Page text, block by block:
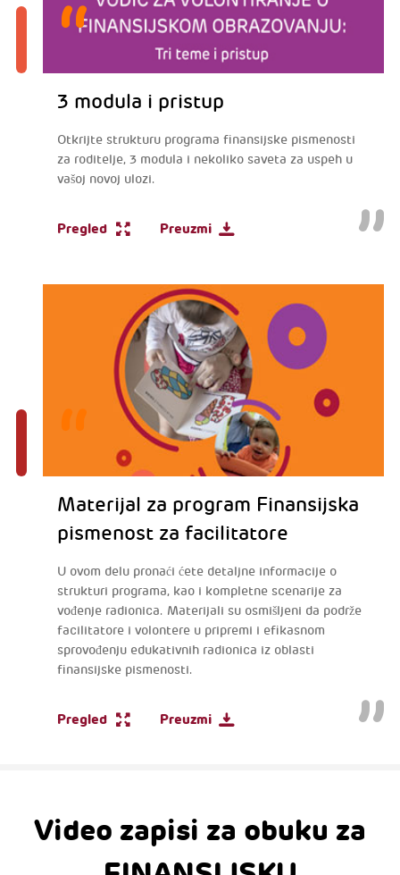
3 modula i pristup
Otkrijte strukturu programa finansijske pismenosti
za roditelje, 3 modula i nekoliko saveta za uspeh u
vašoj novoj ulozi.
Pregled Preuzmi
Materijal za program Finansijska
pismenost za facilitatore
U ovom delu pronaći ćete detaljne informacije o
strukturi programa, kao i kompletne scenarije za
vođenje radionica. Materijali su osmišljeni da podrže
facilitatore i volontere u pripremi i efikasnom
sprovođenju edukativnih radionica iz oblasti
finansijske pismenosti.
Pregled Preuzmi
Video zapisi za obuku za